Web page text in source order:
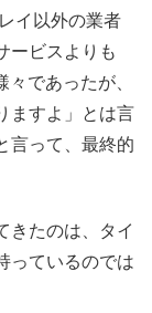
イ以外の業者
ービスよりも
であったが、
ますよ」とは言
言って、最終的
きたのは、タイ
っているのでは